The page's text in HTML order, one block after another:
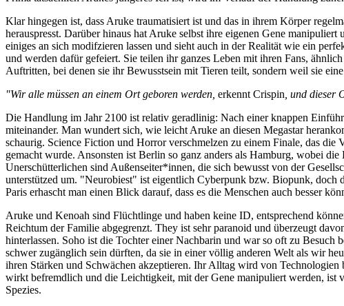
Klar hingegen ist, dass Aruke traumatisiert ist und das in ihrem Körper
herauspresst. Darüber hinaus hat Aruke selbst ihre eigenen Gene
einiges an sich modifzieren lassen und sieht auch in der Realität wie ein
und werden dafür gefeiert. Sie teilen ihr ganzes Leben mit ihren Fans,
Auftritten, bei denen sie ihr Bewusstsein mit Tieren teilt, sondern weil sie
"Wir alle müssen an einem Ort geboren werden, erkennt Crispin , und
Die Handlung im Jahr 2100 ist relativ geradlinig: Nach einer knappen
miteinander. Man wundert sich, wie leicht Aruke an diesen Megastar
schaurig. Science Fiction und Horror verschmelzen zu einem Finale, das
gemacht wurde. Ansonsten ist Berlin so ganz anders als Hamburg, wobei
Unerschütterlichen sind Außenseiter*innen, die sich bewusst von der
unterstützed um. "Neurobiest" ist eigentlich Cyberpunk bzw. Biopunk, doch
Paris erhascht man einen Blick darauf, dass es die Menschen auch besser
Aruke und Kenoah sind Flüchtlinge und haben keine ID, entsprechend
Reichtum der Familie abgegrenzt. They ist sehr paranoid und überzeugt
hinterlassen. Soho ist die Tochter einer Nachbarin und war so oft zu
schwer zugänglich sein dürften, da sie in einer völlig anderen Welt als wir
ihren Stärken und Schwächen akzeptieren. Ihr Alltag wird von
wirkt befremdlich und die Leichtigkeit, mit der Gene manipuliert werden, ist
Spezies.